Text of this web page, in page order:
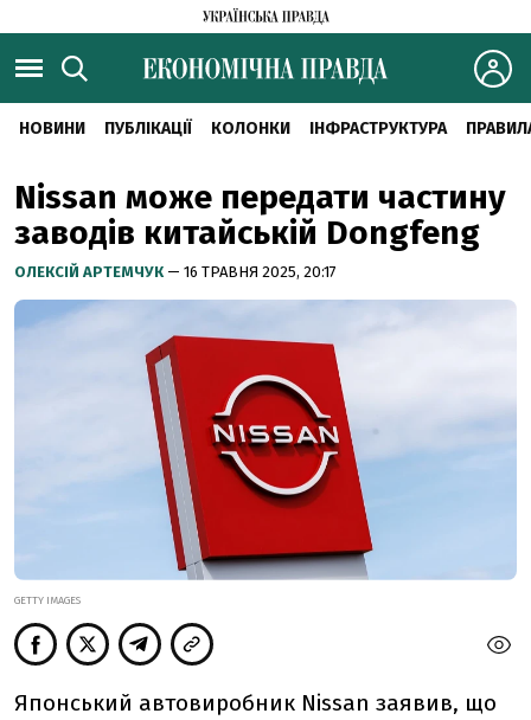
НОВИНИ ПУБЛІКАЦІЇ КОЛОНКИ ІНФРАСТРУКТУРА
Nissan може передати частину
заводів китайській Dongfeng
ОЛЕКСІЙ АРТЕМЧУК — 16 ТРАВНЯ 2025, 20:17
GETTY IMAGES
Японський автовиробник Nissan заявив, що